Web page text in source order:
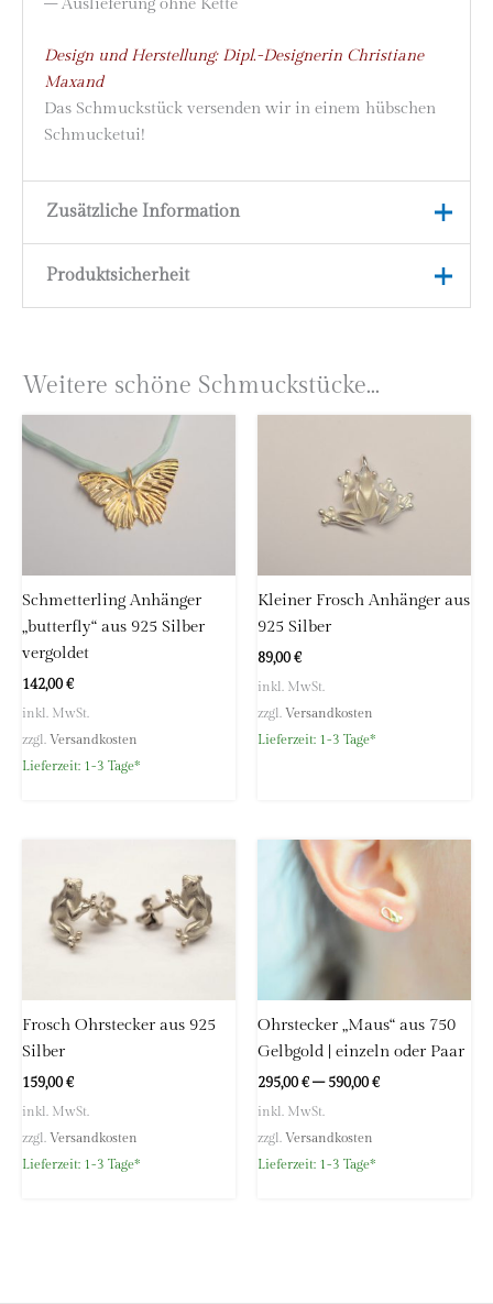
Design und Herstellung: Dipl.-Designerin Christiane
Maxand
Das Schmuckstück versenden wir in einem hübschen
Schmucketui!
Zusätzliche Information
Material
Produktsicherheit
höllwerk
Kleingemünder Straße 12
69118 Heidelberg
Deutschland
E-Mail:info@hoellwerk.de
Weitere schöne Schmuckstücke...
Schmetterling Anhänger
„butterfly“ aus 925 Silber
vergoldet
142,00€
inkl. MwSt.
zzgl. Versandkosten
Lieferzeit: 1-3 Tage*
Kleiner Frosch Anhänger aus
925 Silber
89,00€
inkl. MwSt.
zzgl. Versandkosten
Lieferzeit: 1-3 Tage*
Frosch Ohrstecker aus 925
Silber
159,00€
inkl. MwSt.
zzgl. Versandkosten
Lieferzeit: 1-3 Tage*
Ohrstecker „Maus“ aus 750
Gelbgold | einzeln oder Paar
295,00€–590,00€
inkl. MwSt.
zzgl. Versandkosten
Lieferzeit: 1-3 Tage*